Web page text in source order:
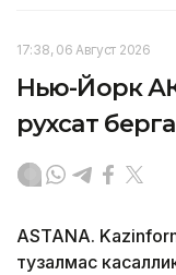
17:38, 06 Август 2026
Нью-Йорк
рухсат
ASTANA.
тузалмас